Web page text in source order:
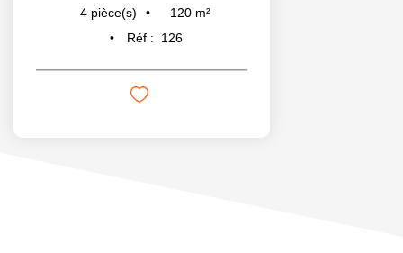
4 pièce(s) 120 m²
Réf :
126